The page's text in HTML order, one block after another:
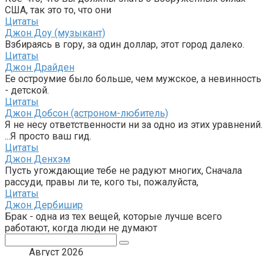
США, так это то, что они
Цитаты
Джон Доу (музыкант)
Взбираясь в гору, за один доллар, этот город далеко.
Цитаты
Джон Драйден
Ее остроумие было больше, чем мужское, а невинность
- детской.
Цитаты
Джон Добсон (астроном-любитель)
Я не несу ответственности ни за одно из этих уравнений.
...Я просто ваш гид.
Цитаты
Джон Денхэм
Пусть угождающие тебе не радуют многих, Сначала
рассуди, правы ли те, кого ты, пожалуйста,
Цитаты
Джон Дербишир
Брак - одна из тех вещей, которые лучше всего
работают, когда люди не думают
Август 2026